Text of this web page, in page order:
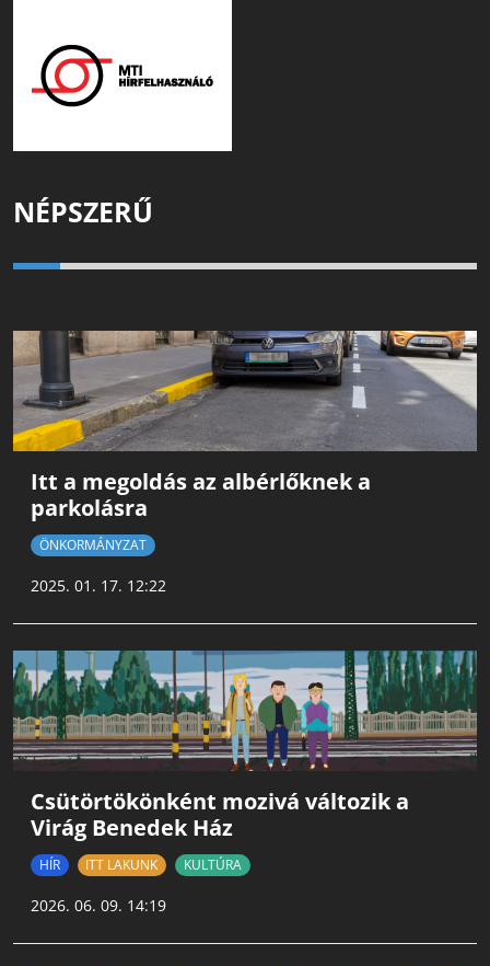
NÉPSZERŰ
Itt a megoldás az albérlőknek a
parkolásra
ÖNKORMÁNYZAT
2025. 01. 17. 12:22
Csütörtökönként mozivá változik a
Virág Benedek Ház
HÍR ITT LAKUNK KULTÚRA
2026. 06. 09. 14:19